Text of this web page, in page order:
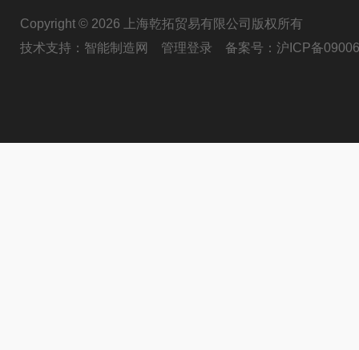
Copyright © 2026 上海乾拓贸易有限公司版权所有
技术支持： 智能制造网 管理登录 备案号： 沪ICP备